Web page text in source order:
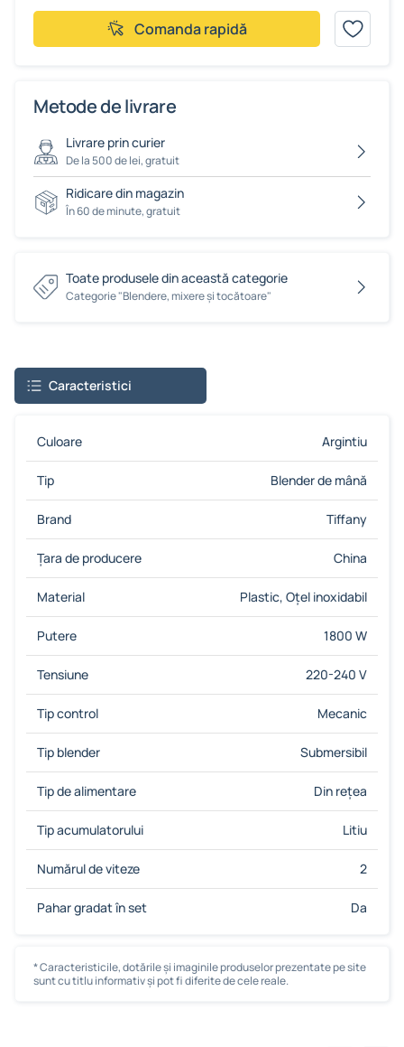
Comanda rapidă
Metode de livrare
Livrare prin curier
De la 500 de lei, gratuit
Ridicare din magazin
În 60 de minute, gratuit
Toate produsele din această categorie
Сategorie "Blendere, mixere și tocătoare"
Caracteristici
Culoare Argintiu
Tip Blender de mână
Brand Tiffany
Țara de producere China
Material Plastic, Oţel inoxidabil
Putere 1800 W
Tensiune 220-240 V
Tip control Mecanic
Tip blender Submersibil
Tip de alimentare Din rețea
Tip acumulatorului Litiu
Numărul de viteze 2
Pahar gradat în set Da
* Caracteristicile, dotările și imaginile produselor prezentate pe site
sunt cu titlu informativ și pot fi diferite de cele reale.